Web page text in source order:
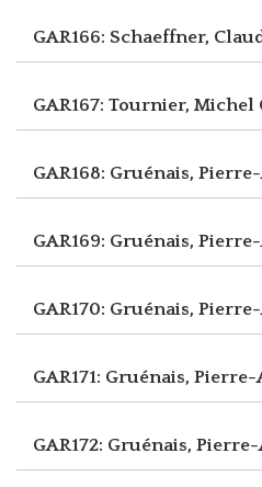
GAR166: Schaeffner,
GAR167: Tournier, Michel
GAR168: Gruénais,
GAR169: Gruénais,
GAR170: Gruénais,
GAR171: Gruénais,
GAR172: Gruénais,